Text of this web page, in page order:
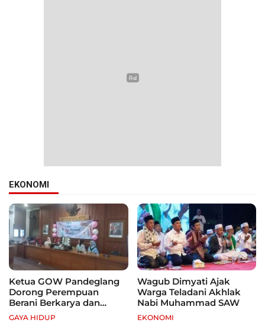
EKONOMI
Ketua GOW Pandeglang
Dorong Perempuan
Berani Berkarya dan
Mandiri
GAYA HIDUP
Wagub Dimyati Ajak
Warga Teladani Akhlak
Nabi Muhammad SAW
EKONOMI